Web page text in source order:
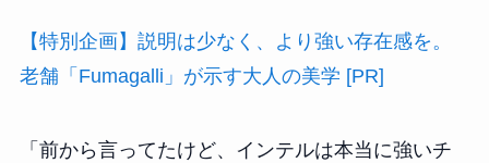
【特別企画】説明は少なく、より強い存在感を。
老舗「Fumagalli」が示す大人の美学 [PR]
「前から言ってたけど、インテルは本当に強いチ